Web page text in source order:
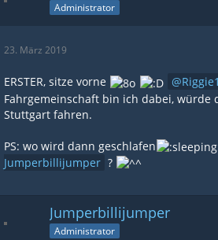
Administrator
23. März 2019
ERSTER, sitze vorne
Fahrgemeinschaft bin ich dabei, würde
Stuttgart fahren.
PS: wo wird dann geschlafen
Jumperbillijumper ?
Jumperbillijumper
Administrator